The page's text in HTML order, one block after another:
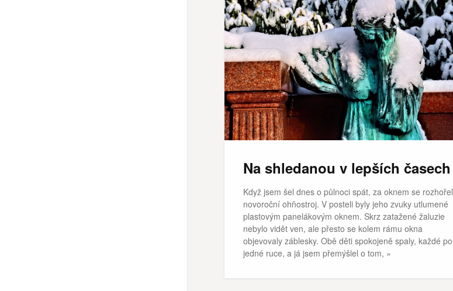
Na shledanou v lepších časech
Když jsem šel dnes o půlnoci spát, za oknem se rozhořel
novoroční ohňostroj. V posteli byly jeho zvuky utlumené
plastovým panelákovým oknem. Skrz zatažené žaluzie
nebylo vidět ven, ale přesto se kolem rámu okna
objevovaly záblesky. Obě děti spokojeně spaly, každé po
jedné ruce, a já jsem přemýšlel o tom, »